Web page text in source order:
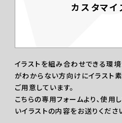
カスタマイ
イラストを組み合わせできる環
がわからない方向けにイラスト
ご用意しています。
こちらの専用フォームより、使用
いイラストの内容をお送りくださ